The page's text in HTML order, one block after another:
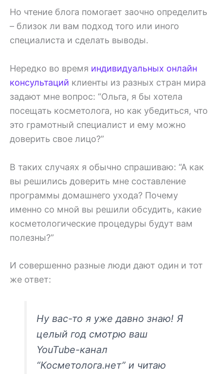
Но чтение блога помогает заочно определить
– близок ли вам подход того или иного
специалиста и сделать выводы.
Нередко во время индивидуальных онлайн
консультаций клиенты из разных стран мира
задают мне вопрос: “Ольга, я бы хотела
посещать косметолога, но как убедиться, что
это грамотный специалист и ему можно
доверить свое лицо?”
В таких случаях я обычно спрашиваю: “А как
вы решились доверить мне составление
программы домашнего ухода? Почему
именно со мной вы решили обсудить, какие
косметологические процедуры будут вам
полезны?”
И совершенно разные люди дают один и тот
же ответ:
Ну вас-то я уже давно знаю! Я
целый год смотрю ваш
YouTube-канал
“Косметолога.нет” и читаю